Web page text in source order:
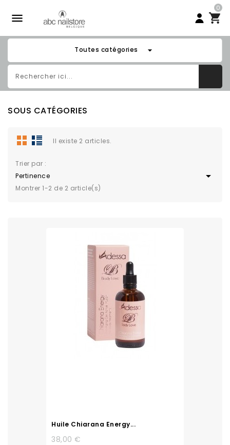

0
Toutes catégories arrow_drop_down
SOUS CATÉGORIES
Il existe 2 articles.
Trier par :
Pertinence

Montrer 1-2 de 2 article(s)
Huile Chiarana Energy...
38,00 €